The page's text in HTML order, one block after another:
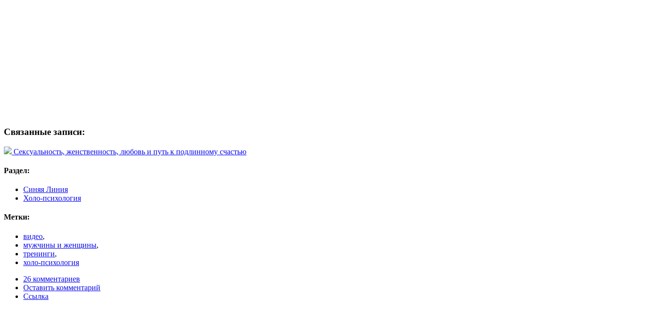
Связанные записи:
Сексуальность, женственность, любовь и путь к подлинному счастью
Раздел:
Синяя Линия
Холо-психология
Метки:
видео,
мужчины и женщины,
тренинги,
холо-психология
26 комментариев
Оставить комментарий
Ссылка